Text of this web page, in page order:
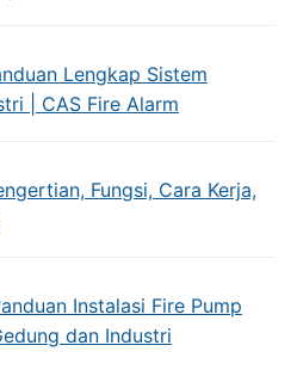
Lengkap Sistem
| CAS Fire Alarm
Fungsi, Cara Kerja,
Instalasi Fire Pump
dan Industri